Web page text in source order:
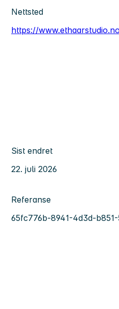
Nettsted
https://
Sist endret
22. juli 2026
Referanse
65fc776b-8941-4d3d-